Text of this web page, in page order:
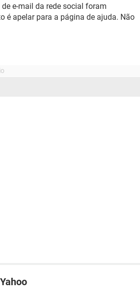
e-mail da rede social foram
é apelar para a página de ajuda. Não